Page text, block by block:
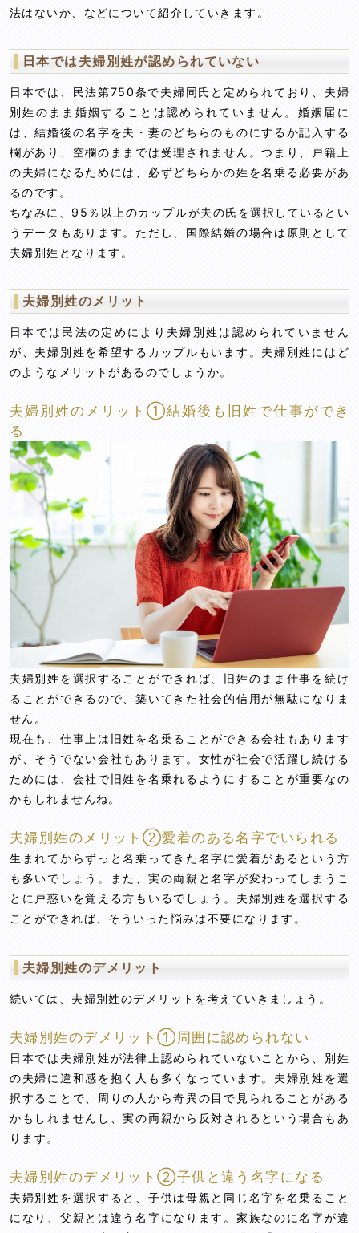
法はないか、などについて紹介していきます。
日本では夫婦別姓が認められていない
日本では、民法第750条で夫婦同氏と定められており、夫婦
別姓のまま婚姻することは認められていません。婚姻届に
は、結婚後の名字を夫・妻のどちらのものにするか記入する
欄があり、空欄のままでは受理されません。つまり、戸籍上
の夫婦になるためには、必ずどちらかの姓を名乗る必要があ
るのです。
ちなみに、95％以上のカップルが夫の氏を選択しているとい
うデータもあります。ただし、国際結婚の場合は原則として
夫婦別姓となります。
夫婦別姓のメリット
日本では民法の定めにより夫婦別姓は認められていません
が、夫婦別姓を希望するカップルもいます。夫婦別姓にはど
のようなメリットがあるのでしょうか。
夫婦別姓のメリット①結婚後も旧姓で仕事ができ
る
夫婦別姓を選択することができれば、旧姓のまま仕事を続け
ることができるので、築いてきた社会的信用が無駄になりま
せん。
現在も、仕事上は旧姓を名乗ることができる会社もあります
が、そうでない会社もあります。女性が社会で活躍し続ける
ためには、会社で旧姓を名乗れるようにすることが重要なの
かもしれませんね。
夫婦別姓のメリット②愛着のある名字でいられる
生まれてからずっと名乗ってきた名字に愛着があるという方
も多いでしょう。また、実の両親と名字が変わってしまうこ
とに戸惑いを覚える方もいるでしょう。夫婦別姓を選択する
ことができれば、そういった悩みは不要になります。
夫婦別姓のデメリット
続いては、夫婦別姓のデメリットを考えていきましょう。
夫婦別姓のデメリット①周囲に認められない
日本では夫婦別姓が法律上認められていないことから、別姓
の夫婦に違和感を抱く人も多くなっています。夫婦別姓を選
択することで、周りの人から奇異の目で見られることがある
かもしれませんし、実の両親から反対されるという場合もあ
ります。
夫婦別姓のデメリット②子供と違う名字になる
夫婦別姓を選択すると、子供は母親と同じ名字を名乗ること
になり、父親とは違う名字になります。家族なのに名字が違